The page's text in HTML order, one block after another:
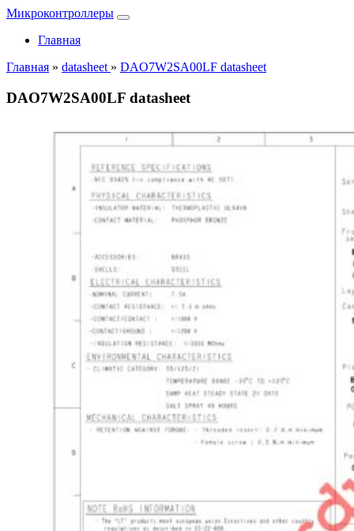
Микроконтроллеры
Главная
Главная » datasheet » DAO7W2SA00LF datasheet
DAO7W2SA00LF datasheet